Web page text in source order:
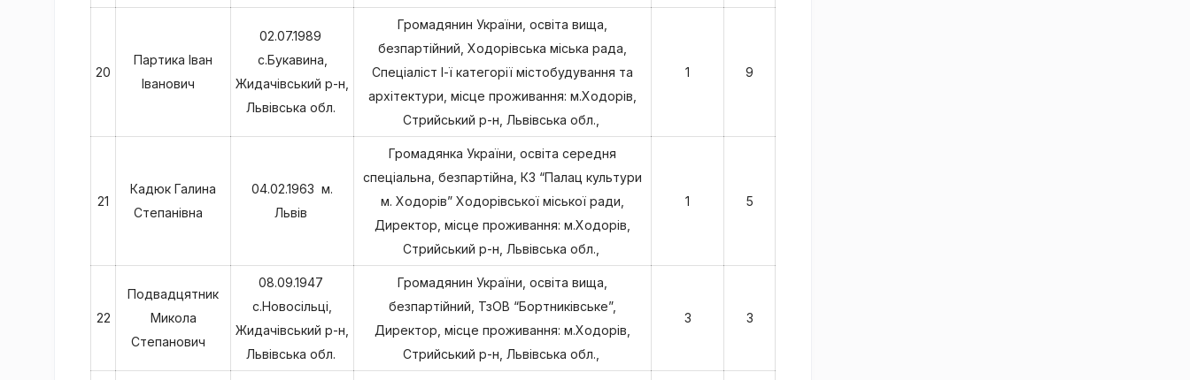
20
Партика Іван
Іванович
02.07.1989
с.Букавина,
Жидачівський р-н,
Львівська обл.
Громадянин України, освіта вища,
безпартійний, Ходорівська міська рада,
Спеціаліст І-ї категорії містобудування та
архітектури, місце проживання: м.Ходорів,
Стрийський р-н, Львівська обл.,
1 9
21
Кадюк Галина
Степанівна
04.02.1963 м.
Львів
Громадянка України, освіта середня
спеціальна, безпартійна, КЗ “Палац культури
м. Ходорів” Ходорівської міської ради,
Директор, місце проживання: м.Ходорів,
Стрийський р-н, Львівська обл.,
1 5
22
Подвадцятник
Микола
Степанович
08.09.1947
с.Новосільці,
Жидачівський р-н,
Львівська обл.
Громадянин України, освіта вища,
безпартійний, ТзОВ “Бортниківське”,
Директор, місце проживання: м.Ходорів,
Стрийський р-н, Львівська обл.,
3 3